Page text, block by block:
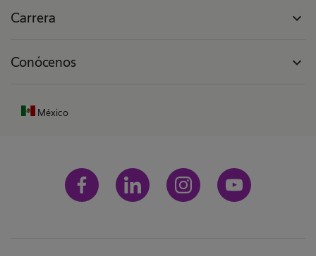
Carrera expand_more
Conócenos expand_more
México